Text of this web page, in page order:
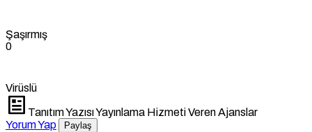
Şaşırmış
0
Virüslü
Tanıtım Yazısı Yayınlama Hizmeti Veren Ajanslar
Yorum Yap
Paylaş